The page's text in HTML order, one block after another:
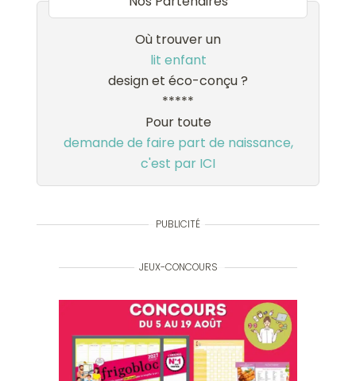
Où trouver un
lit enfant
design et éco-conçu ?
*****
Pour toute
demande de faire part de naissance,
c'est par ICI
PUBLICITÉ
JEUX-CONCOURS